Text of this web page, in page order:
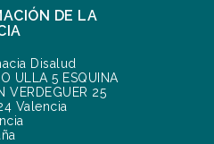
DE LA
Disalud
ULLA 5 ESQUINA
VERDEGUER 25
Valencia